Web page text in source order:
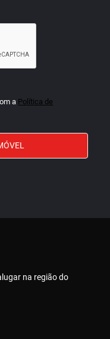
a Política de
na região do